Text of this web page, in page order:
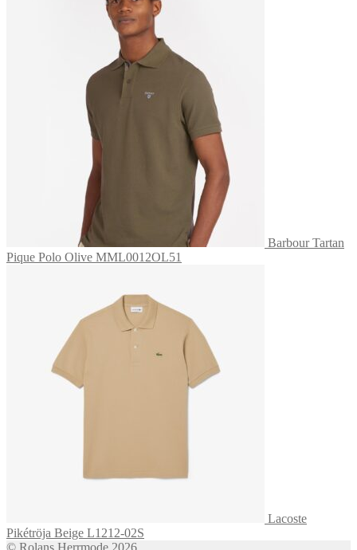
har
De
olika
alternativen
väljas
produktsidan
Barbour Tartan
Pique Polo Olive MML0012OL51
Lacoste
Pikétröja Beige L1212-02S
© Rolans Herrmode 2026